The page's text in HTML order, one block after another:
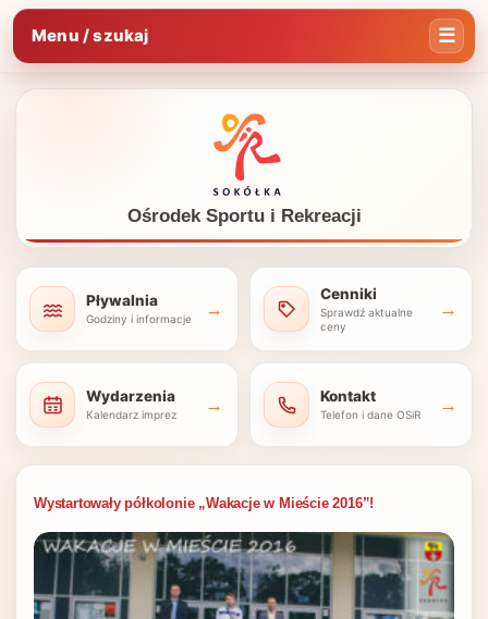
Menu / szukaj
Ośrodek Sportu i Rekreacji
Pływalnia
Godziny i informacje →
Cenniki
Sprawdź aktualne
ceny
→
Wydarzenia
Kalendarz imprez → Kontakt
Telefon i dane OSiR →
Wystartowały półkolonie „Wakacje w Mieście 2016”!